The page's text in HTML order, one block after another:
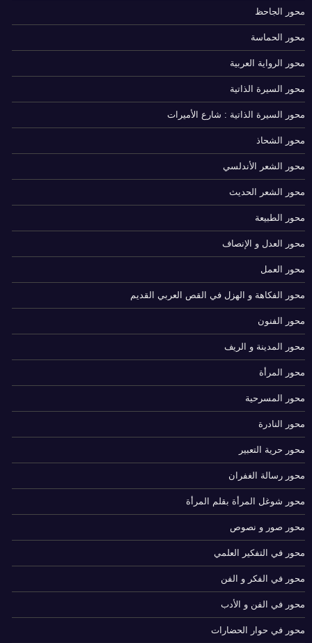
محور الجاحظ
محور الحماسة
محور الرواية العربية
محور السيرة الذاتية
محور السيرة الذاتية : شارع الأميرات
محور الشحاذ
محور الشعر الأندلسي
محور الشعر الحديث
محور الطبيعة
محور العدل و الإنصاف
محور العمل
محور الفكاهة و الهزل في القص العربي القديم
محور الفنون
محور المدينة و الريف
محور المرأة
محور المسرحية
محور النادرة
محور حرية التعبير
محور رسالة الغفران
محور شوغل المرأة بقلم المرأة
محور صور و نصوص
محور في التفكير العلمي
محور في الفكر و الفن
محور في الفن و الأدب
محور في حوار الحضارات